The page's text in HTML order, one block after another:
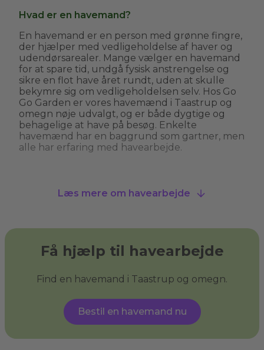
Hvad er en havemand?
En havemand er en person med grønne fingre,
der hjælper med vedligeholdelse af haver og
udendørsarealer. Mange vælger en havemand
for at spare tid, undgå fysisk anstrengelse og
sikre en flot have året rundt, uden at skulle
bekymre sig om vedligeholdelsen selv. Hos Go
Go Garden er vores havemænd i Taastrup og
omegn nøje udvalgt, og er både dygtige og
behagelige at have på besøg. Enkelte
havemænd har en baggrund som gartner, men
alle har erfaring med havearbejde.
En havemand kan hjælpe med alt fra
beskæring af træer. Nogle havemænd i
Taastrup og omegn tilbyder også specialiserede
services som træfældning, fliserens og
havehjælp, så du kan få den have, du drømmer
om, og sikre, at din have ser velplejet ud uden
at du behøver at løfte en finger.
Hvad er haveservice?
Læs mere om havearbejde
Få hjælp til havearbejde
Find en havemand i Taastrup og omegn.
Bestil en havemand nu